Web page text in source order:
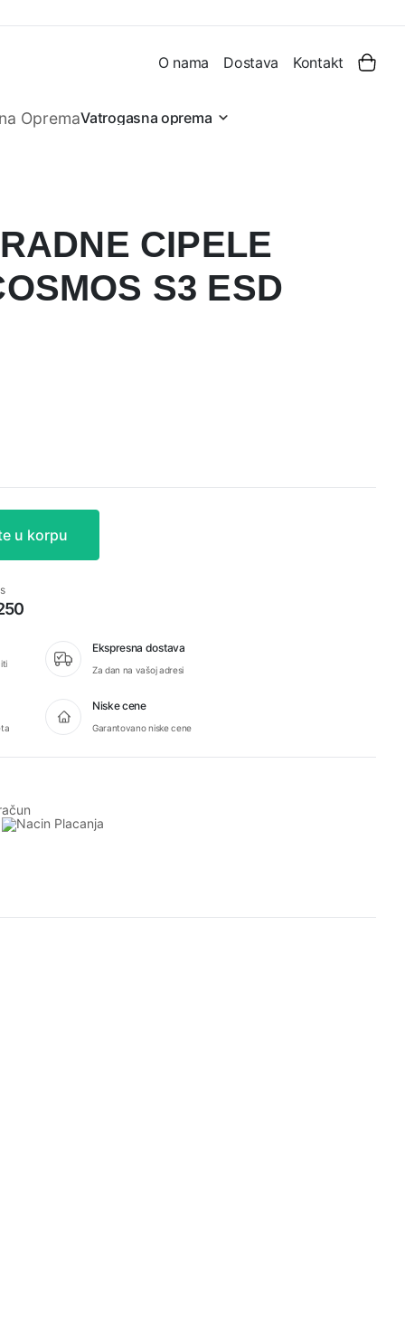
O nama Dostava Kontakt
Vatrogasna oprema
CIPELE
S3 ESD
u korpu
Ekspresna dostava
Za dan na vašoj adresi
Niske cene
Garantovano niske cene